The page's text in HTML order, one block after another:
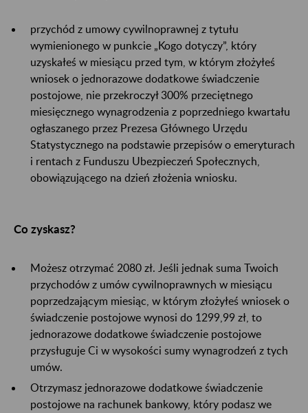
przychód z umowy cywilnoprawnej z tytułu
wymienionego w punkcie „Kogo dotyczy”, który
uzyskałeś w miesiącu przed tym, w którym złożyłeś
wniosek o jednorazowe dodatkowe świadczenie
postojowe, nie przekroczył 300% przeciętnego
miesięcznego wynagrodzenia z poprzedniego kwartału
ogłaszanego przez Prezesa Głównego Urzędu
Statystycznego na podstawie przepisów o emeryturach
i rentach z Funduszu Ubezpieczeń Społecznych,
obowiązującego na dzień złożenia wniosku.
Co zyskasz?
Możesz otrzymać 2080 zł. Jeśli jednak suma Twoich
przychodów z umów cywilnoprawnych w miesiącu
poprzedzającym miesiąc, w którym złożyłeś wniosek o
świadczenie postojowe wynosi do 1299,99 zł, to
jednorazowe dodatkowe świadczenie postojowe
przysługuje Ci w wysokości sumy wynagrodzeń z tych
umów.
Otrzymasz jednorazowe dodatkowe świadczenie
postojowe na rachunek bankowy, który podasz we